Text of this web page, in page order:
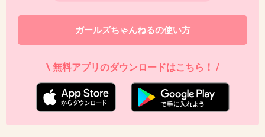
よくわからん
2013/02/11(月) 13:17:20
稲垣吾郎が父親役？？？
ガールズちゃんねるの使い方
\ 無料アプリのダウンロードはこちら！ /